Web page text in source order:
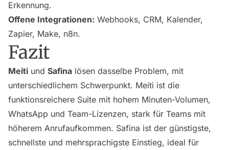
Erkennung.
Offene Integrationen: Webhooks, CRM, Kalender,
Zapier, Make, n8n.
Fazit
Meiti und Safina lösen dasselbe Problem, mit
unterschiedlichem Schwerpunkt. Meiti ist die
funktionsreichere Suite mit hohem Minuten-Volumen,
WhatsApp und Team-Lizenzen, stark für Teams mit
höherem Anrufaufkommen. Safina ist der günstigste,
schnellste und mehrsprachigste Einstieg, ideal für